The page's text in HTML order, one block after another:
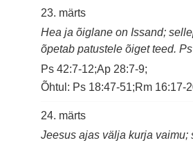
23. märts
Hea ja õiglane on Issand;
õpetab patustele õiget teed.
Ps 42:7-12;Ap 28:7-9;
Õhtul: Ps 18:47-51;Rm 16:17-
24. märts
Jeesus ajas välja kurja vaimu;